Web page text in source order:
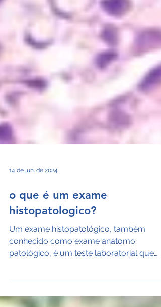
14 de jun. de 2024
o que é um exame
histopatologico?
patológico, é um teste laboratorial que